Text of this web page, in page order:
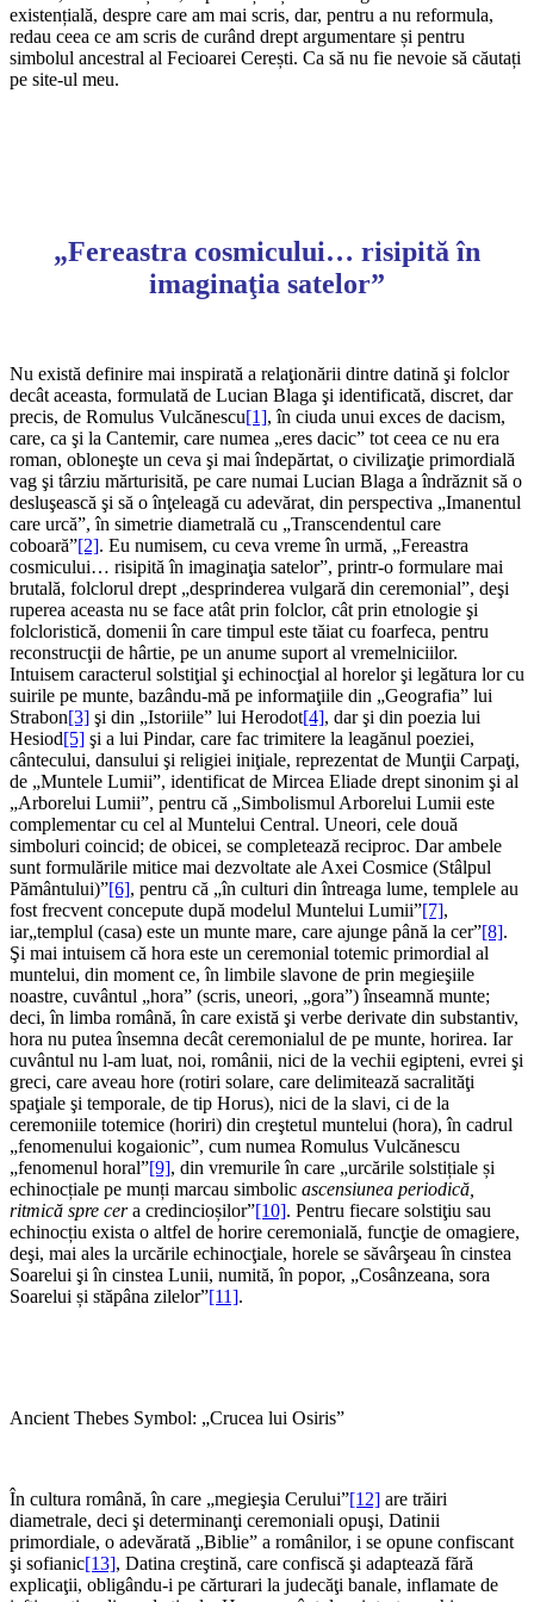
existențială, despre care am mai scris, dar, pentru a nu reformula,
redau ceea ce am scris de curând drept argumentare și pentru
simbolul ancestral al Fecioarei Cerești. Ca să nu fie nevoie să căutați
pe site-ul meu.
„Fereastra cosmicului… risipită în
imaginaţia satelor”
Nu există definire mai inspirată a relaţionării dintre datină şi folclor
decât aceasta, formulată de Lucian Blaga şi identificată, discret, dar
precis, de Romulus Vulcănescu[1], în ciuda unui exces de dacism,
care, ca şi la Cantemir, care numea „eres dacic” tot ceea ce nu era
roman, obloneşte un ceva şi mai îndepărtat, o civilizaţie primordială
vag şi târziu mărturisită, pe care numai Lucian Blaga a îndrăznit să o
desluşească şi să o înţeleagă cu adevărat, din perspectiva „Imanentul
care urcă”, în simetrie diametrală cu „Transcendentul care
coboară”[2]. Eu numisem, cu ceva vreme în urmă, „Fereastra
cosmicului… risipită în imaginaţia satelor”, printr-o formulare mai
brutală, folclorul drept „desprinderea vulgară din ceremonial”, deşi
ruperea aceasta nu se face atât prin folclor, cât prin etnologie şi
folcloristică, domenii în care timpul este tăiat cu foarfeca, pentru
reconstrucţii de hârtie, pe un anume suport al vremelniciilor.
Intuisem caracterul solstiţial şi echinocţial al horelor şi legătura lor cu
suirile pe munte, bazându-mă pe informaţiile din „Geografia” lui
Strabon[3] şi din „Istoriile” lui Herodot[4], dar şi din poezia lui
Hesiod[5] şi a lui Pindar, care fac trimitere la leagănul poeziei,
cântecului, dansului şi religiei iniţiale, reprezentat de Munţii Carpaţi,
de „Muntele Lumii”, identificat de Mircea Eliade drept sinonim şi al
„Arborelui Lumii”, pentru că „Simbolismul Arborelui Lumii este
complementar cu cel al Muntelui Central. Uneori, cele două
simboluri coincid; de obicei, se completează reciproc. Dar ambele
sunt formulările mitice mai dezvoltate ale Axei Cosmice (Stâlpul
Pământului)”[6], pentru că „în culturi din întreaga lume, templele au
fost frecvent concepute după modelul Muntelui Lumii”[7],
iar„templul (casa) este un munte mare, care ajunge până la cer”[8].
Şi mai intuisem că hora este un ceremonial totemic primordial al
muntelui, din moment ce, în limbile slavone de prin megieşiile
noastre, cuvântul „hora” (scris, uneori, „gora”) înseamnă munte;
deci, în limba română, în care există şi verbe derivate din substantiv,
hora nu putea însemna decât ceremonialul de pe munte, horirea. Iar
cuvântul nu l-am luat, noi, românii, nici de la vechii egipteni, evrei şi
greci, care aveau hore (rotiri solare, care delimitează sacralităţi
spaţiale şi temporale, de tip Horus), nici de la slavi, ci de la
ceremoniile totemice (horiri) din creştetul muntelui (hora), în cadrul
„fenomenului kogaionic”, cum numea Romulus Vulcănescu
„fenomenul horal”[9], din vremurile în care „urcările solstițiale și
echinocțiale pe munți marcau simbolic ascensiunea periodică,
ritmică spre cera credincioșilor”[10]. Pentru fiecare solstiţiu sau
echinocțiu exista o altfel de horire ceremonială, funcţie de omagiere,
deşi, mai ales la urcările echinocţiale, horele se săvârşeau în cinstea
Soarelui şi în cinstea Lunii, numită, în popor, „Cosânzeana, sora
Soarelui și stăpâna zilelor”[11].
Ancient Thebes Symbol: „Crucea lui Osiris”
În cultura română, în care „megieşia Cerului”[12] are trăiri
diametrale, deci şi determinanţi ceremoniali opuşi, Datinii
primordiale, o adevărată „Biblie” a românilor, i se opune confiscant
şi sofianic[13], Datina creştină, care confiscă şi adaptează fără
explicaţii, obligându-i pe cărturari la judecăţi banale, inflamate de